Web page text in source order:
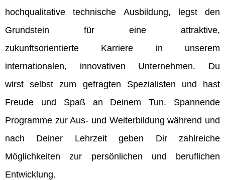
hochqualitative technische Ausbildung, legst den
Grundstein für eine attraktive,
zukunftsorientierte Karriere in unserem
internationalen, innovativen Unternehmen. Du
wirst selbst zum gefragten Spezialisten und hast
Freude und Spaß an Deinem Tun. Spannende
Programme zur Aus- und Weiterbildung während und
nach Deiner Lehrzeit geben Dir zahlreiche
Möglichkeiten zur persönlichen und beruflichen
Entwicklung.